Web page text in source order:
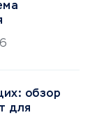
обзор
для